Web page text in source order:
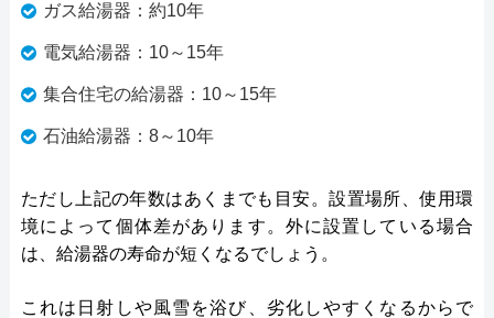
ガス給湯器：約10年
電気給湯器：10～15年
集合住宅の給湯器：10～15年
石油給湯器：8～10年
ただし上記の年数はあくまでも目安。設置場所、使用環
境によって個体差があります。外に設置している場合
は、給湯器の寿命が短くなるでしょう。
これは日射しや風雪を浴び、劣化しやすくなるからで